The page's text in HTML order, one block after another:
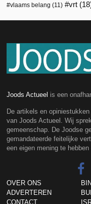
vlaams belang (11) vrt
Joods Actueel is een
De artikels en
van Joods Actueel. Wij
gemeenschap. De Joodse
gemandateerde feitelijke
een eigen mening te
OVER ONS
ADVERTEREN
CONTACT